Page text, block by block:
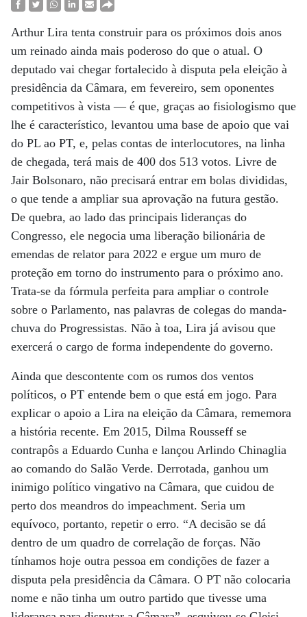
Arthur Lira tenta construir para os próximos dois anos
um reinado ainda mais poderoso do que o atual. O
deputado vai chegar fortalecido à disputa pela eleição à
presidência da Câmara, em fevereiro, sem oponentes
competitivos à vista — é que, graças ao fisiologismo que
lhe é característico, levantou uma base de apoio que vai
do PL ao PT, e, pelas contas de interlocutores, na linha
de chegada, terá mais de 400 dos 513 votos. Livre de
Jair Bolsonaro, não precisará entrar em bolas divididas,
o que tende a ampliar sua aprovação na futura gestão.
De quebra, ao lado das principais lideranças do
Congresso, ele negocia uma liberação bilionária de
emendas de relator para 2022 e ergue um muro de
proteção em torno do instrumento para o próximo ano.
Trata-se da fórmula perfeita para ampliar o controle
sobre o Parlamento, nas palavras de colegas do manda-
chuva do Progressistas. Não à toa, Lira já avisou que
exercerá o cargo de forma independente do governo.
Ainda que descontente com os rumos dos ventos
políticos, o PT entende bem o que está em jogo. Para
explicar o apoio a Lira na eleição da Câmara, rememora
a história recente. Em 2015, Dilma Rousseff se
contrapôs a Eduardo Cunha e lançou Arlindo Chinaglia
ao comando do Salão Verde. Derrotada, ganhou um
inimigo político vingativo na Câmara, que cuidou de
perto dos meandros do impeachment. Seria um
equívoco, portanto, repetir o erro. “A decisão se dá
dentro de um quadro de correlação de forças. Não
tínhamos hoje outra pessoa em condições de fazer a
disputa pela presidência da Câmara. O PT não colocaria
nome e não tinha um outro partido que tivesse uma